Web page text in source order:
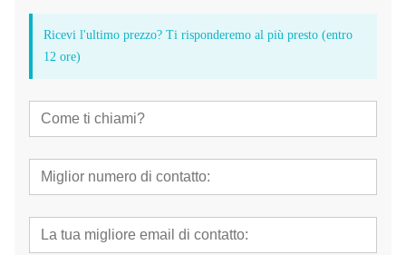
Ricevi l'ultimo prezzo? Ti risponderemo al più presto (entro
12 ore)